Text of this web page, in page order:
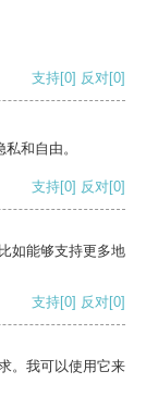
支持[0] 反对[0]
和自由。
支持[0] 反对[0]
如能够支持更多地
支持[0] 反对[0]
。我可以使用它来